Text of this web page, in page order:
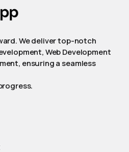
We deliver top-notch
Web Development
ensuring a seamless